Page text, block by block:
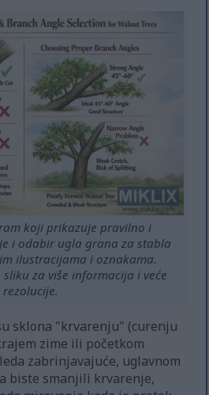
koji prikazuje pravilno i
i odabir ugla grana za stabla
ilustracijama i oznakama.
za više informacija i veće
rezolucije.
sklona "krvarenju" (curenju
zime ili početkom
zabrinjavajuće, uglavnom
biste smanjili krvarenje,